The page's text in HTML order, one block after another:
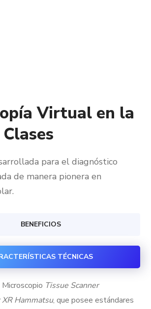
Virtual en la
para el diagnóstico
de manera pionera en
BENEFICIOS
TÉCNICAS
Tissue Scanner
Hammatsu, que posee estándares